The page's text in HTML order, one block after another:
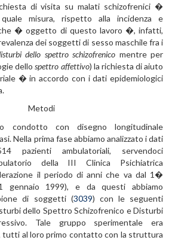
di visita su malati schizofrenici �
misura, rispetto alla incidenza e
che � oggetto di questo lavoro �, infatti,
dei soggetti di sesso maschile fra i
dello spettro schizofrenico mentre per
dellospettro affettivo) la richiesta di aiuto
� in accordo con i dati epidemiologici
Metodi
con disegno longitudinale
Nella prima fase abbiamo analizzato i dati
pazienti ambulatoriali, servendoci
della III Clinica Psichiatrica
il periodo di anni che va dal 1�
gennaio 1999), e da questi abbiamo
di soggetti (3039) con le seguenti
dello Spettro Schizofrenico e Disturbi
Tale gruppo sperimentale era
tutti al loro primo contatto con la struttura